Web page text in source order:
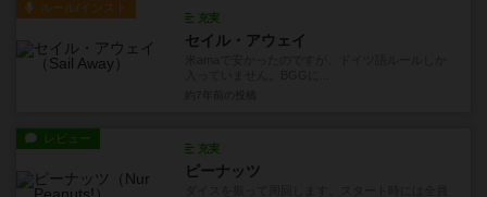
ルール/インスト
充実
セイル・アウェイ
レビュー
充実
ピーナッツ